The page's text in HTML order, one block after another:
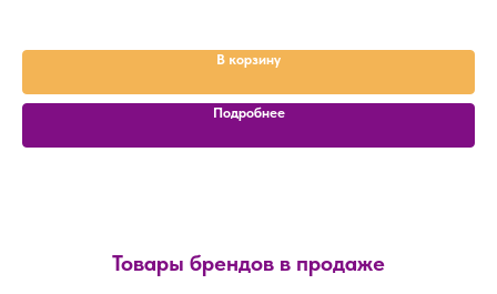
В корзину
Подробнее
Товары брендов в продаже